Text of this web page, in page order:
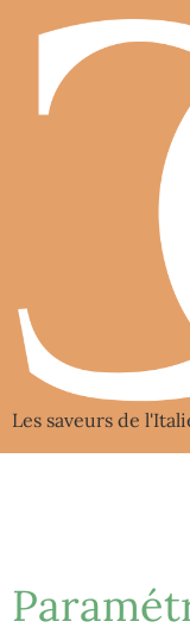
Les saveurs de